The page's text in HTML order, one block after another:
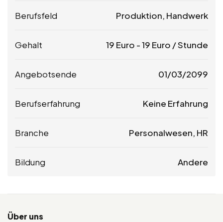
Berufsfeld Produktion, Handwerk
Gehalt 19 Euro -19 Euro / Stunde
Angebotsende 01/03/2099
Berufserfahrung Keine Erfahrung
Branche Personalwesen, HR
Bildung Andere
Über uns